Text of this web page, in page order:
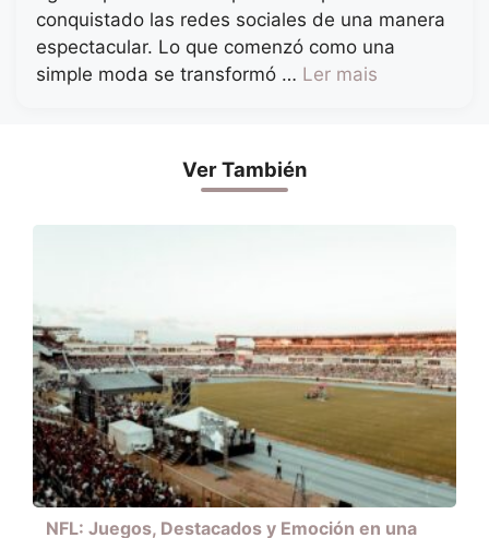
conquistado las redes sociales de una manera
espectacular. Lo que comenzó como una
simple moda se transformó … Ler mais
Ver También
NFL: Juegos, Destacados y Emoción en una